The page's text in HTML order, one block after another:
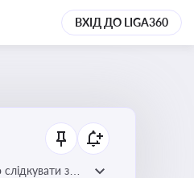
ВХІД ДО LIGA360
за